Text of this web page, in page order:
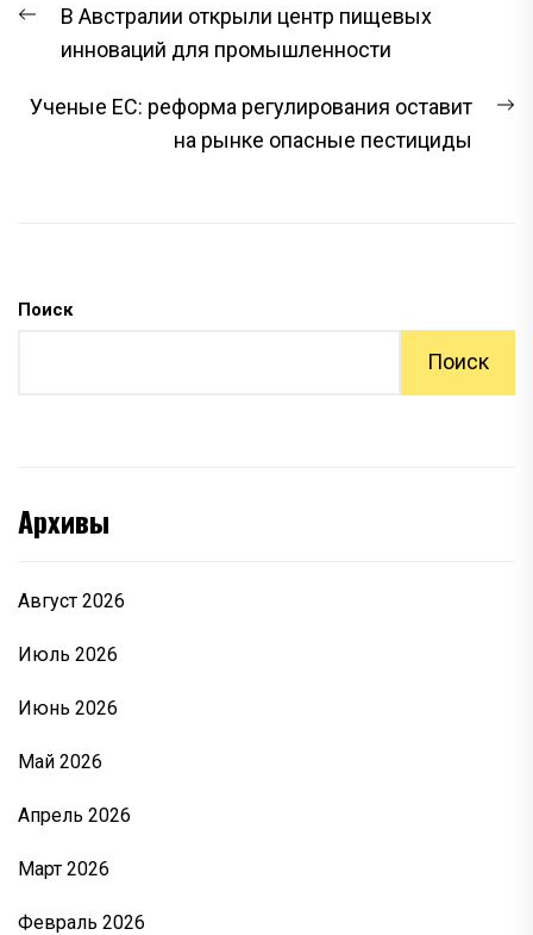
ПО
ЗАПИСЯМ
Предыдущая
запись:
В Австралии открыли центр пищевых
инноваций для промышленности
Ученые ЕС: реформа регулирования оставит
на рынке опасные пестициды
Поиск
Поиск
Архивы
Август 2026
Июль 2026
Июнь 2026
Май 2026
Апрель 2026
Март 2026
Февраль 2026